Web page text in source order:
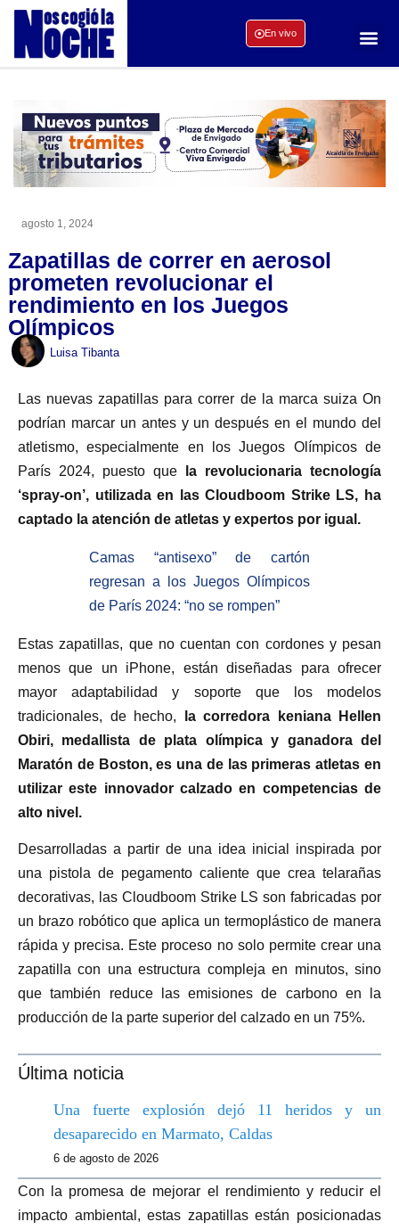
En vivo
agosto 1, 2024
Zapatillas de correr en aerosol
prometen revolucionar el
rendimiento en los Juegos
Olímpicos
Luisa Tibanta
Las nuevas zapatillas para correr de la marca suiza On
podrían marcar un antes y un después en el mundo del
atletismo, especialmente en los Juegos Olímpicos de
París 2024, puesto que
la revolucionaria tecnología
‘spray-on’, utilizada en las Cloudboom Strike LS, ha
captado la atención de atletas y expertos por igual.
Camas “antisexo” de cartón
regresan a los Juegos Olímpicos
de París 2024: “no se rompen”
Estas zapatillas, que no cuentan con cordones y pesan
menos que un iPhone, están diseñadas para ofrecer
mayor adaptabilidad y soporte que los modelos
tradicionales, de hecho,
la corredora keniana Hellen
Obiri, medallista de plata olímpica y ganadora del
Maratón de Boston, es una de las primeras atletas en
utilizar este innovador calzado en competencias de
alto nivel.
Desarrolladas a partir de una idea inicial inspirada por
una pistola de pegamento caliente que crea telarañas
decorativas, las Cloudboom Strike LS son fabricadas por
un brazo robótico que aplica un termoplástico de manera
rápida y precisa. Este proceso no solo permite crear una
zapatilla con una estructura compleja en minutos, sino
que también reduce las emisiones de carbono en la
producción de la parte superior del calzado en un 75%.
Última noticia
Una fuerte explosión dejó 11 heridos y un
desaparecido en Marmato, Caldas
6 de agosto de 2026
Con la promesa de mejorar el rendimiento y reducir el
impacto ambiental, estas zapatillas están posicionadas